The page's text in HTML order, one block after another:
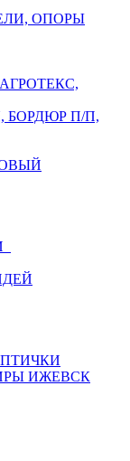
ОПОРЫ
БОРДЮР П/П,
ИЖЕВСК